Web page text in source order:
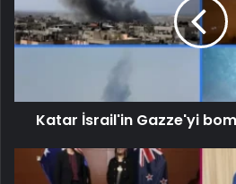
Katar İsrail'in Gazze'yi